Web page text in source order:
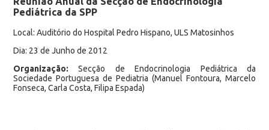
Pediátrica da SPP
Local: Auditório do Hospital Pedro Hispano, ULS Matosinhos
Dia: 23 de Junho de 2012
Organização: Secção de Endocrinologia Pediátrica da
Sociedade Portuguesa de Pediatria (Manuel Fontoura, Marcelo
Fonseca, Carla Costa, Filipa Espada)